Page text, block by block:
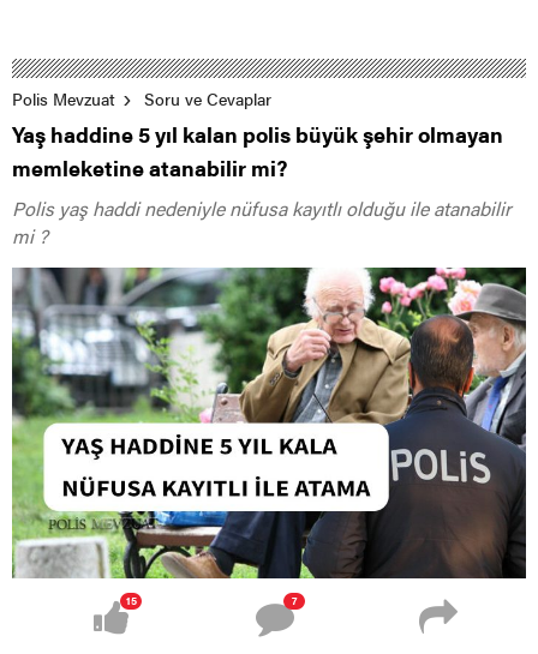
Polis Mevzuat Soru ve Cevaplar
Yaş haddine 5 yıl kalan polis büyük şehir olmayan
memleketine atanabilir mi?
Polis yaş haddi nedeniyle nüfusa kayıtlı olduğu ile atanabilir
mi ?
15 7